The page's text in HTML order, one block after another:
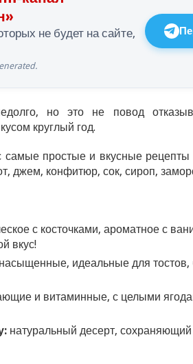
не будет на сайте,
но это не повод
круглый год.
самые простые и вкусные рецепты
джем, конфитюр, сок, сироп,
с косточками, ароматное с
вкус!
идеальные для тостов,
и витаминные, с целыми
натуральный десерт, сохраняющий